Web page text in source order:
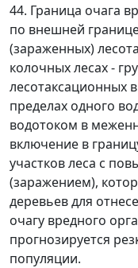
44. Граница очага
по внешней
(зараженных)
колочных лесах -
лесотаксационных
пределах одного
водотоком в
включение в
участков леса с
(заражением),
деревьев для
очагу вредного
прогнозируется
популяции.